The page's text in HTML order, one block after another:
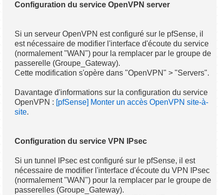
Configuration du service OpenVPN server
Si un serveur OpenVPN est configuré sur le pfSense, il
est nécessaire de modifier l'interface d'écoute du service
(normalement "WAN") pour la remplacer par le groupe de
passerelle (Groupe_Gateway).
Cette modification s'opère dans "OpenVPN" > "Servers".
Davantage d'informations sur la configuration du service
OpenVPN : [pfSense] Monter un accès OpenVPN site-à-
site.
Configuration du service VPN IPsec
Si un tunnel IPsec est configuré sur le pfSense, il est
nécessaire de modifier l'interface d'écoute du VPN IPsec
(normalement "WAN") pour la remplacer par le groupe de
passerelles (Groupe_Gateway).